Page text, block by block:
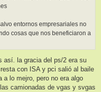
entornos empresariales no
cosas que nos beneficiaron a
así. la gracia del ps/2 era su
con ISA y pci salió al baile
a lo mejro, pero no era algo
camionadas de vgas y svgas